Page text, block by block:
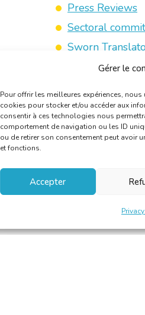
Gérer le
Pour offrir les meilleures expériences,
cookies pour stocker et/ou accéder aux
consentir à ces technologies nous
comportement de navigation ou les ID
ou de retirer son consentement peut avoir
et fonctions.
Accepter
Press Reviews
Sectoral
Sworn
Useful